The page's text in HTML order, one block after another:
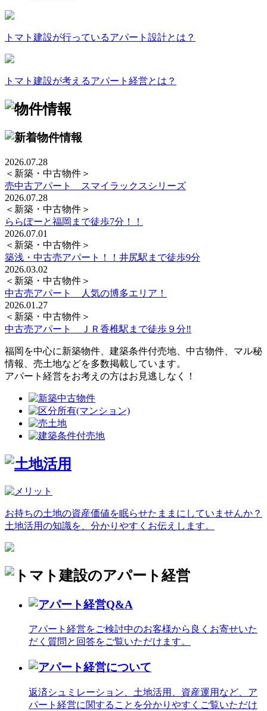
トマト建設が行っているアパート設計とは？
トマト建設が考えるアパート経営とは？
2026.07.28
＜新築・中古物件＞
売中古アパート スマイラックスシリーズ
2026.07.28
＜新築・中古物件＞
ららぽーと福岡まで徒歩7分！！
2026.07.01
＜新築・中古物件＞
築浅・中古売アパート！！井尻駅まで徒歩9分
2026.03.02
＜新築・中古物件＞
中古売アパート 人気の博多エリア！
2026.01.27
＜新築・中古物件＞
中古売アパート ＪＲ香椎駅まで徒歩９分‼
福岡を中心に新築物件、建築条件付売地、中古物件、マル秘
情報、売土地などを多数掲載しています。
アパート経営をお考えの方はお見逃しなく！
お持ちの土地の資産価値を眠らせたままにしていませんか？
土地活用の知識を、分かりやすくお伝えします。
アパート経営をご検討中のお客様から良くお寄せいた
だく質問と回答をご覧いただけます。
返済シュミレーション、土地活用、資産運用など、ア
パート経営に関することを分かりやすくご覧いただけ